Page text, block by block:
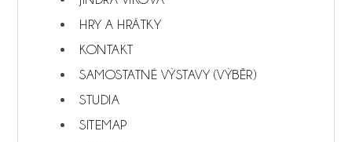
HRY A HRÁTKY
KONTAKT
SAMOSTATNÉ VÝSTAVY (VÝBĚR)
STUDIA
SITEMAP